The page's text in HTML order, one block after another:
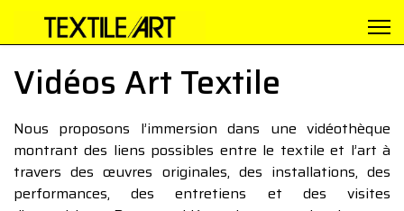
Vidéos Art Textile
Nous proposons l’immersion dans une vidéothèque
montrant des liens possibles entre le textile et l’art à
travers des œuvres originales, des installations, des
performances, des entretiens et des visites